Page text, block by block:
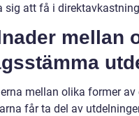
sig att få i
mellan
mellan olika former
får ta del av